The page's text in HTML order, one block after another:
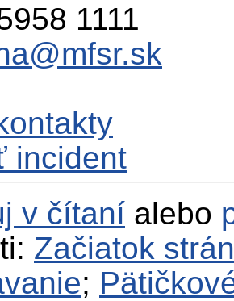
1111
incident
v čítaní alebo
Začiatok
;